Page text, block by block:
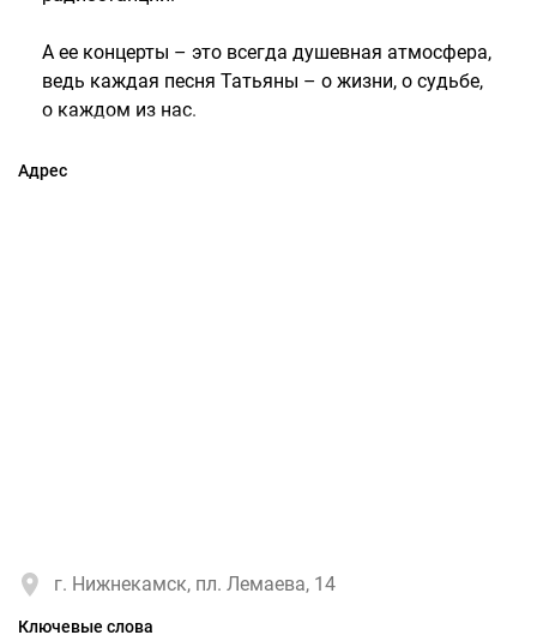
А ее концерты – это всегда душевная атмосфера,
ведь каждая песня Татьяны – о жизни, о судьбе,
о каждом из нас.
Адрес
г. Нижнекамск, пл. Лемаева, 14
Ключевые слова